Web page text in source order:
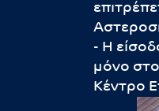
- Η
μόνο
Κέντρο